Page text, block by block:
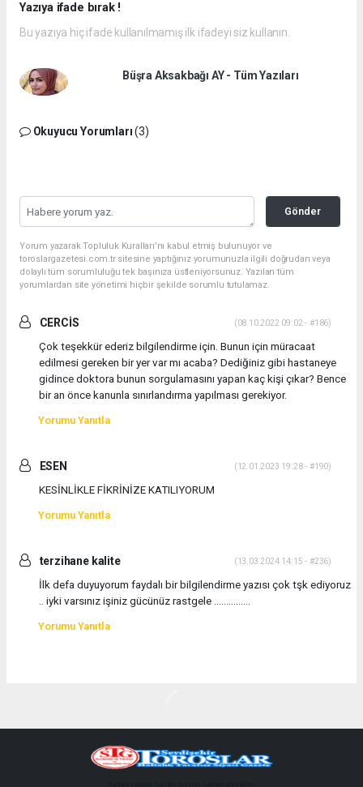
Yazıya ifade bırak !
Bu yazıya hiç ifade kullanılmamış ilk ifadeyi siz kullanın.
Büşra Aksakbağı AY - Tüm Yazıları
Okuyucu Yorumları(3)
Gönder
Yorum yazarak Topluluk Kuralları’nı kabul etmiş bulunuyor ve
toroslargazetesi.com.tr sitesine yaptığınız yorumunuzla ilgili doğrudan veya
dolaylı tüm sorumluluğu tek başınıza üstleniyorsunuz. Yazılan tüm
yorumlardan site yönetimi hiçbir şekilde sorumlu tutulamaz.
CERCİS (08.10.2022 09:02 - #186)
Çok teşekkür ederiz bilgilendirme için. Bunun için müracaat
edilmesi gereken bir yer var mı acaba? Dediğiniz gibi hastaneye
gidince doktora bunun sorgulamasını yapan kaç kişi çıkar? Bence
bir an önce kanunla sınırlandırma yapılması gerekiyor.
Yorumu Yanıtla
ESEN (12.01.2023 19:28 - #190)
KESİNLİKLE FİKRİNİZE KATILIYORUM
Yorumu Yanıtla
terzihane kalite (13.03.2024 14:15 - #236)
İlk defa duyuyorum faydalı bir bilgilendirme yazısı çok tşk ediyoruz
.. iyki varsınız işiniz gücünüz rastgele ...............
Yorumu Yanıtla